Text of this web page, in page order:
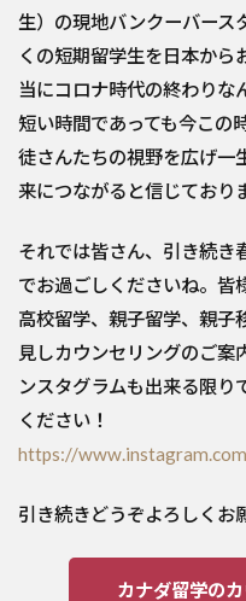
生）の現地バンクーバース
くの短期留学生を日本から
当にコロナ時代の終わりな
短い時間であっても今この
徒さんたちの視野を広げ一
来につながると信じており
それでは皆さん、引き続き
でお過ごしくださいね。皆
高校留学、親子留学、親子
見しカウンセリングのご案
ンスタグラムも出来る限り
ください！
https://
引き続きどうぞよろしくお
カナダ留学の